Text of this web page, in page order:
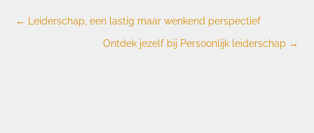
←
Leiderschap, een lastig maar wenkend perspectief
Ontdek jezelf bij Persoonlijk leiderschap →